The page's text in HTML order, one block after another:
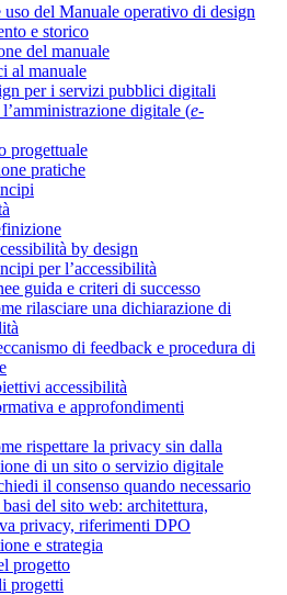
uso del Manuale operativo di design
e storico
del manuale
al manuale
per i servizi pubblici digitali
digitale (e-
progettuale
pratiche
by design
per l’accessibilità
guida e criteri di successo
rilasciare una dichiarazione di
di feedback e procedura di
accessibilità
e approfondimenti
rispettare la privacy sin dalla
di un sito o servizio digitale
il consenso quando necessario
del sito web: architettura,
privacy, riferimenti DPO
e strategia
progetto
progetti